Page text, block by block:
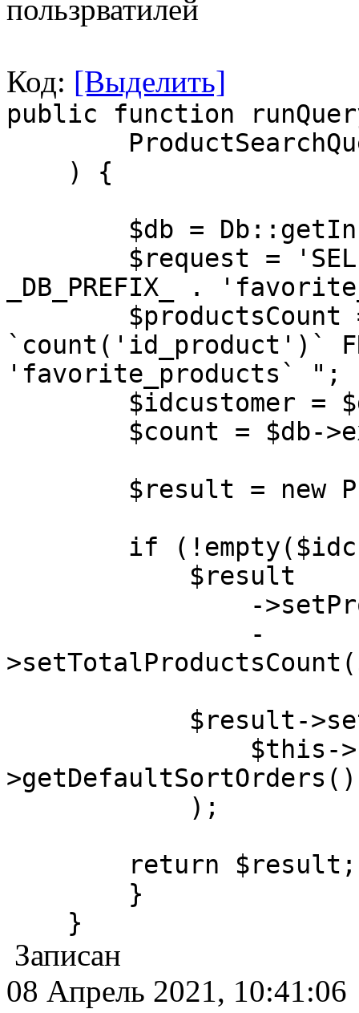
пользрватилей
Код: [Выделить]
public function
) {
$db =
$request =
_DB_PREFIX_ .
$productsCount =
`count('id_product')`
'favorite_products` ";
$idcustomer =
$count = $db-
$result = new
if
$result
-
-
$result-
$this-
>getDefaultSortOrders()
);
return $result;
}
}
Записан
08 Апрель 2021, 10:41:06